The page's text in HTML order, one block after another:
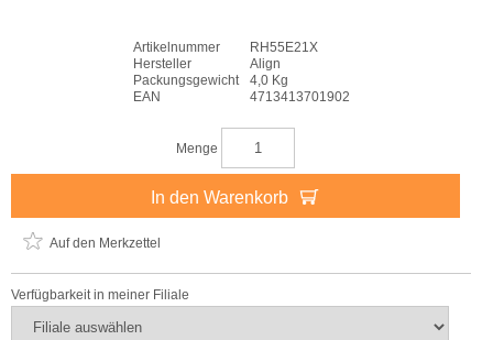
Artikelnummer
RH55E21X
Hersteller
Align
Packungsgewicht
4,0 Kg
EAN
4713413701902
Menge
In den Warenkorb
Auf den Merkzettel
Verfügbarkeit in meiner Filiale